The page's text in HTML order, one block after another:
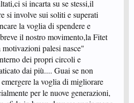
si incarta su se stessi,il
si involve sui soliti e superati
la voglia di spendere e
il nostro movimento,la Fitet
motivazioni palesi nasce"
dei propri circoli e
dai più.... Guai se non
la voglia di migliorare
per le nuove generazioni,